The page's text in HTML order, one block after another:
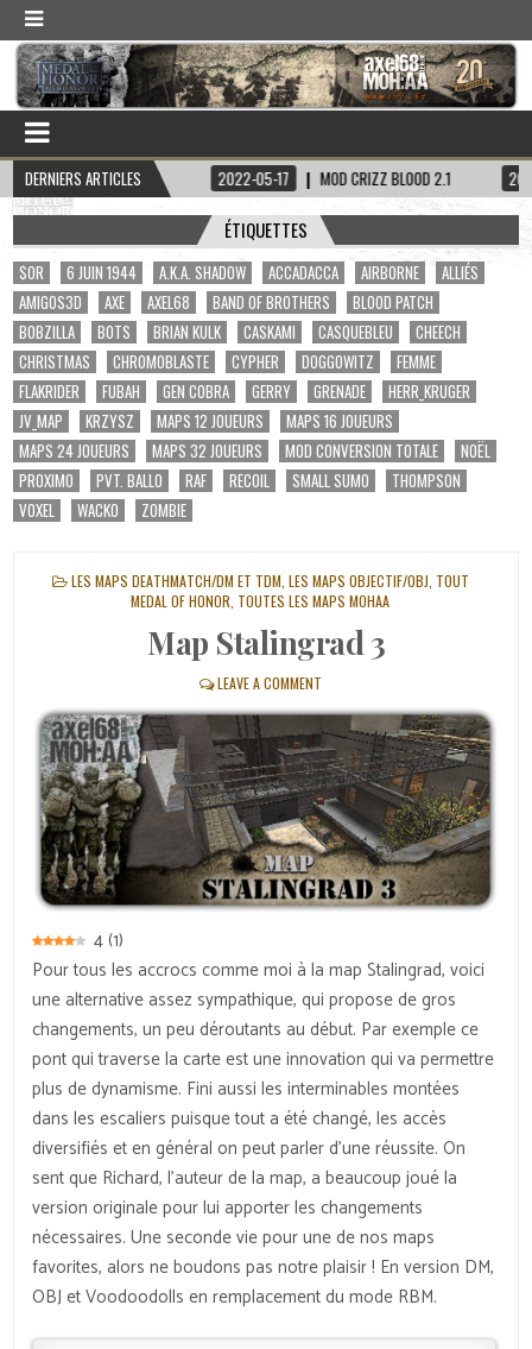
DERNIERS ARTICLES
HADDOCK 2022-05-17 MOD CRIZZ BLOOD 2.1 2022-05-01
ÉTIQUETTES
$OR 6 JUIN 1944 A.K.A. SHADOW ACCADACCA AIRBORNE
ALLIÉS
AMIGOS3D
AXE AXEL68 BAND OF BROTHERS
BLOOD PATCH
BOBZILLA
BOTS BRIAN KULK CASKAMI CASQUEBLEU
CHEECH
CHRISTMAS
CHROMOBLASTE CYPHER DOGGOWITZ
FEMME
FLAKRIDER
FUBAH GEN COBRA GERRY GRENADE
HERR_KRUGER
JV_MAP
KRZYSZ MAPS 12 JOUEURS
MAPS 16 JOUEURS
MAPS 24 JOUEURS
MAPS 32 JOUEURS MOD CONVERSION TOTALE
NOËL
PROXIMO
PVT. BALLO RAF RECOIL SMALL SUMO
THOMPSON
VOXEL
WACKO ZOMBIE
POSTED
LES MAPS DEATHMATCH/DM ET TDM LES MAPS OBJECTIF/OBJ TOUT
MEDAL OF HONOR TOUTES LES MAPS MOHAA
Map Stalingrad 3
LEAVE A COMMENT
4(1)
Pour tous les accrocs comme moi à la map Stalingrad, voici
une alternative assez sympathique, qui propose de gros
changements, un peu déroutants au début. Par exemple ce
pont qui traverse la carte est une innovation qui va permettre
plus de dynamisme. Fini aussi les interminables montées
dans les escaliers puisque tout a été changé, les accès
diversifiés et en général on peut parler d’une réussite. On
sent que Richard, l’auteur de la map, a beaucoup joué la
version originale pour lui apporter les changements
nécessaires. Une seconde vie pour une de nos maps
favorites, alors ne boudons pas notre plaisir ! En version DM,
OBJ et Voodoodolls en remplacement du mode RBM.